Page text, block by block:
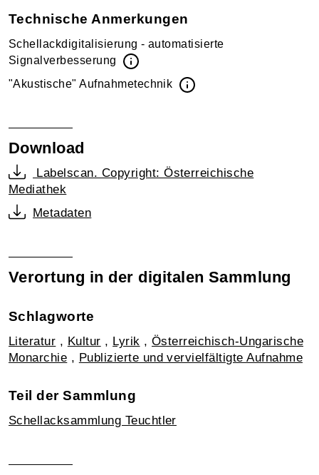
Technische Anmerkungen
Schellackdigitalisierung - automatisierte
Signalverbesserung
"Akustische" Aufnahmetechnik
Download
Labelscan. Copyright: Österreichische
Mediathek
Metadaten
Verortung in der digitalen Sammlung
Schlagworte
Literatur , Kultur , Lyrik , Österreichisch-Ungarische
Monarchie , Publizierte und vervielfältigte Aufnahme
Teil der Sammlung
Schellacksammlung Teuchtler